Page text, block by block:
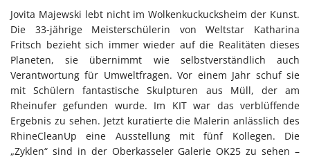
Jovita Majewski lebt nicht im Wolkenkuckucksheim der Kunst.
Die 33-jährige Meisterschülerin von Weltstar Katharina
Fritsch bezieht sich immer wieder auf die Realitäten dieses
Planeten, sie übernimmt wie selbstverständlich auch
Verantwortung für Umweltfragen. Vor einem Jahr schuf sie
mit Schülern fantastische Skulpturen aus Müll, der am
Rheinufer gefunden wurde. Im KIT war das verblüffende
Ergebnis zu sehen. Jetzt kuratierte die Malerin anlässlich des
RhineCleanUp eine Ausstellung mit fünf Kollegen. Die
„Zyklen“ sind in der Oberkasseler Galerie OK25 zu sehen –